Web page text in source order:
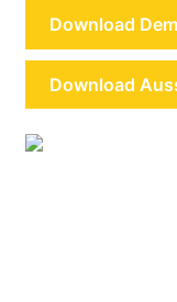
Download
Download